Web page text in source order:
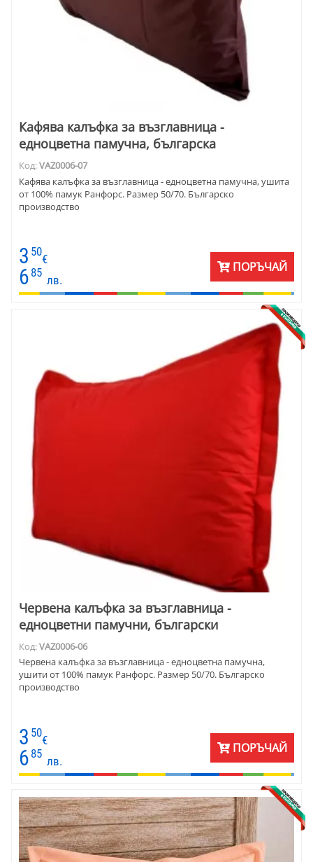
Кафява калъфка за възглавница -
едноцветна памучна, българска
Код:VAZ0006-07
Кафява калъфка за възглавница - едноцветна памучна, ушита
от 100% памук Ранфорс. Размер 50/70. Българско
производство
3 50
€
6 85
лв.
ПОРЪЧАЙ
Червена калъфка за възглавница -
едноцветни памучни, български
Код:VAZ0006-06
Червена калъфка за възглавница - едноцветна памучна,
ушити от 100% памук Ранфорс. Размер 50/70. Българско
производство
3 50
€
6 85
лв.
ПОРЪЧАЙ